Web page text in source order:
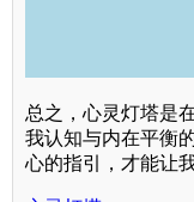
总之，心灵灯塔是
我认知与内在平衡
心的指引，才能让